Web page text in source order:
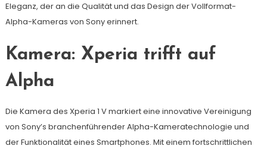
Eleganz, der an die Qualität und das Design der Vollformat-
Alpha-Kameras von Sony erinnert.
Kamera: Xperia trifft auf
Alpha
Die Kamera des Xperia 1 V markiert eine innovative Vereinigung
von Sony’s branchenführender Alpha-Kameratechnologie und
der Funktionalität eines Smartphones. Mit einem fortschrittlichen